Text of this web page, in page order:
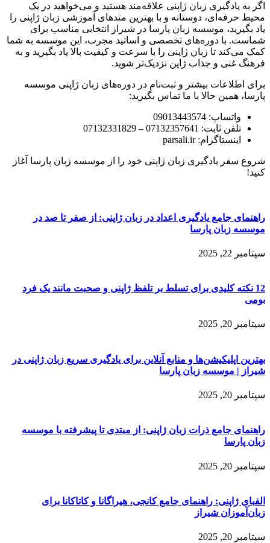
اگر به یادگیری زبان ژاپنی علاقه‌مند هستید و می‌خواهید در یک
محیط حرفه‌ای، دوستانه و با بهترین متدهای آموزشی زبان ژاپنی را
یاد بگیرید، موسسه زبان پارسا در شیراز انتخابی مناسب برای
شماست. با دوره‌های تخصصی و اساتید مجرب، این موسسه به شما
کمک می‌کند تا زبان ژاپنی را با سرعت و کیفیت بالا یاد بگیرید و به
فرهنگ غنی و جذاب ژاپن نزدیک‌تر شوید.
برای اطلاعات بیشتر و ثبت‌نام در دوره‌های زبان ژاپنی موسسه
پارسا، همین حالا با ما تماس بگیرید:
واتساپ: 09013443574
تلفن ثابت: 07132357641 – 07132331829
اینستاگرام: parsali.ir
شروع سفر یادگیری زبان ژاپنی خود را از موسسه زبان پارسا آغاز
کنید!
راهنمای جامع یادگیری اعداد در زبان ژاپنی: از صفر تا صد در
موسسه زبان پارسا
سپتامبر 22, 2025
12 نکته کلیدی برای تسلط بر تلفظ ژاپنی و صحبت مانند یک فرد
بومی
سپتامبر 20, 2025
بهترین اپلیکیشن‌ها و منابع آنلاین برای یادگیری سریع زبان ژاپنی در
شیراز | موسسه زبان پارسا
سپتامبر 20, 2025
راهنمای جامع ذرات زبان ژاپنی: از مبتدی تا پیشرفته با موسسه
زبان پارسا
سپتامبر 20, 2025
الفبای ژاپنی: راهنمای جامع کانجی، هیراگانا و کاتاکانا برای
زبان‌آموزان شیراز
سپتامبر 20, 2025